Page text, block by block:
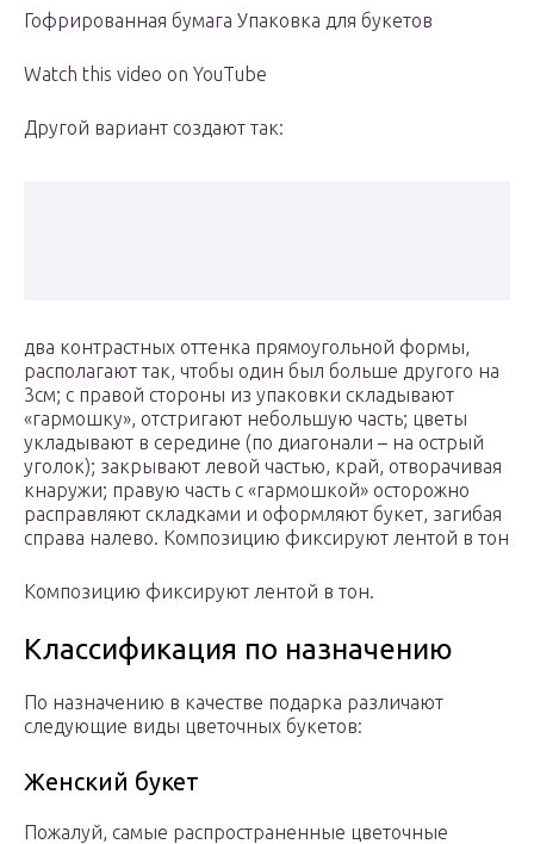
Гофрированная бумага Упаковка для букетов
Watch this video on YouTube
Другой вариант создают так:
два контрастных оттенка прямоугольной формы,
располагают так, чтобы один был больше другого на
3см; с правой стороны из упаковки складывают
«гармошку», отстригают небольшую часть; цветы
укладывают в середине (по диагонали – на острый
уголок); закрывают левой частью, край, отворачивая
кнаружи; правую часть с «гармошкой» осторожно
расправляют складками и оформляют букет, загибая
справа налево. Композицию фиксируют лентой в тон
Композицию фиксируют лентой в тон.
Классификация по назначению
По назначению в качестве подарка различают
следующие виды цветочных букетов:
Женский букет
Пожалуй, самые распространенные цветочные